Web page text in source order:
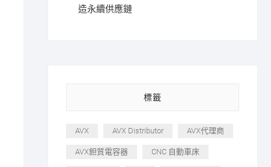
造永續供應鏈
標籤
AVX AVX Distributor AVX代理商
AVX鉭質電容器 CNC 自動車床